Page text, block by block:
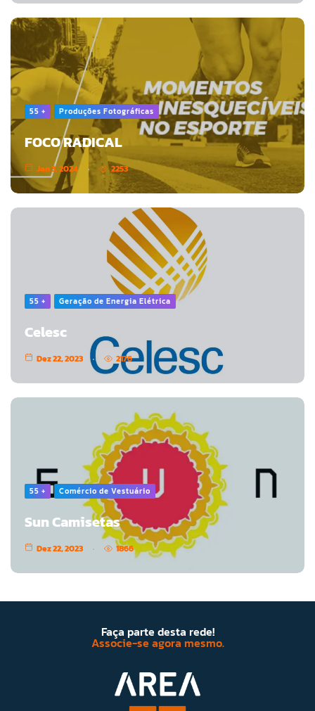
55 + Produções Fotográficas
FOCO RADICAL
Jan 3, 2024 2253
55 + Geração de Energia Elétrica
Celesc
Dez 22, 2023 2176
55 + Comércio de Vestuário
Sun Camisetas
Dez 22, 2023 1866
Faça parte desta rede!
Associe-se agora mesmo.